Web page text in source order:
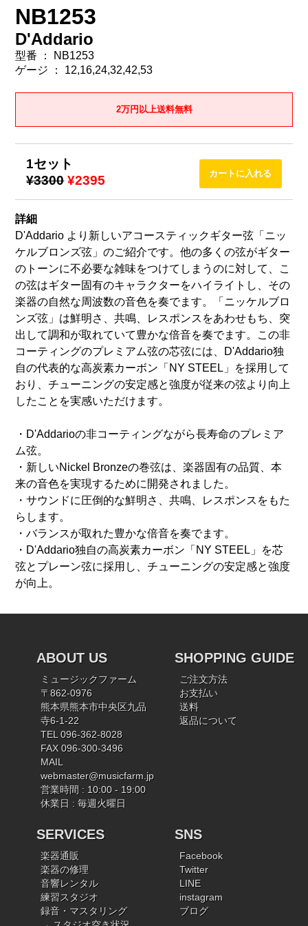
NB1253
D'Addario
型番 ： NB1253
ゲージ ： 12,16,24,32,42,53
2万円以上送料無料
1セット
¥3300 ¥2395
詳細
D'Addario より新しいアコースティックギター弦「ニッ
ケルブロンズ弦」のご紹介です。他の多くの弦がギター
のトーンに不必要な雑味をつけてしまうのに対して、こ
の弦はギター固有のキャラクターをハイライトし、その
楽器の自然な周波数の音色を奏でます。「ニッケルブロ
ンズ弦」は鮮明さ、共鳴、レスポンスをあわせもち、突
出して調和が取れていて豊かな倍音を奏でます。この非
コーティングのプレミアム弦の芯弦には、D'Addario独
自の代表的な高炭素カーボン「NY STEEL」を採用して
おり、チューニングの安定感と強度が従来の弦より向上
したことを実感いただけます。
・D'Addarioの非コーティングながら長寿命のプレミア
ム弦。
・新しいNickel Bronzeの巻弦は、楽器固有の品質、本
来の音色を実現するために開発されました。
・サウンドに圧倒的な鮮明さ、共鳴、レスポンスをもた
らします。
・バランスが取れた豊かな倍音を奏でます。
・D'Addario独自の高炭素カーボン「NY STEEL」を芯
弦とプレーン弦に採用し、チューニングの安定感と強度
が向上。
ABOUT US
ミュージックファーム
〒862-0976
熊本県熊本市中央区九品
寺6-1-22
TEL 096-362-8028
FAX 096-300-3496
MAIL
webmaster@musicfarm.jp
営業時間 : 10:00 - 19:00
休業日 : 毎週火曜日
SHOPPING GUIDE
ご注文方法
お支払い
送料
返品について
SERVICES
楽器通販
楽器の修理
音響レンタル
練習スタジオ
録音・マスタリング
SNS
Facebook
Twitter
LINE
instagram
ブログ